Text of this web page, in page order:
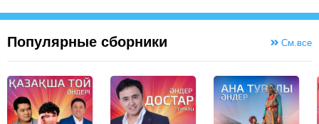
Популярные сборники См.все